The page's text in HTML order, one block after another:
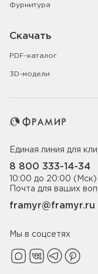
Фурнитура
Скачать
PDF-каталог
3D-модели
Единая линия для
8 800 333-14-34
10:00 до 20:00 (Мск)
Почта для ваших
framyr@framyr.ru
Мы в соцсетях